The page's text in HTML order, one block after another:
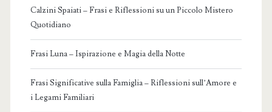
Calzini Spaiati – Frasi e Riflessioni su un Piccolo Mistero
Quotidiano
Frasi Luna – Ispirazione e Magia della Notte
Frasi Significative sulla Famiglia – Riflessioni sull’Amore e
i Legami Familiari